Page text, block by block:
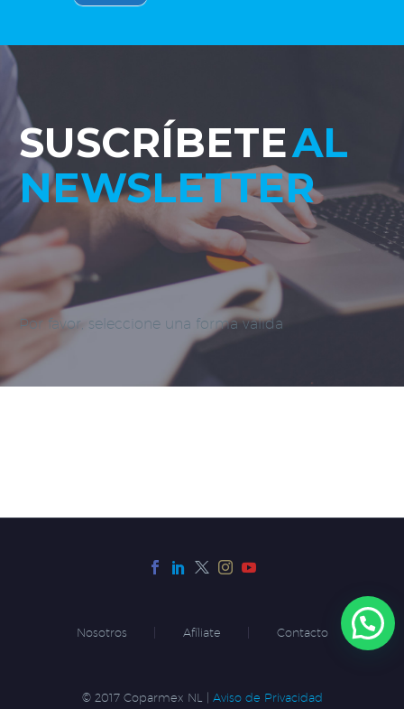
SUSCRÍBETEAL
NEWSLETTER
Por favor, seleccione una forma válida
Nosotros Afíliate Contacto
© 2017 Coparmex NL | Aviso de Privacidad